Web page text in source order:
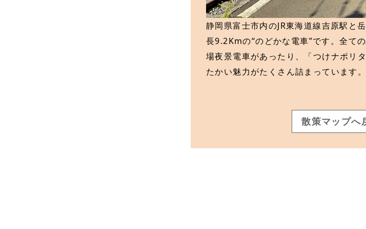
静岡県富士市内のJR東海道線吉原駅と
長9.2Kmの“のどかな電車”です。全て
場夜景電車があったり、「つけナポリ
たかい魅力がたくさん詰まっています。
散策マップへ